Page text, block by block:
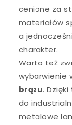
cenione za
materiałów
a
charakter.
Warto też
wybarwienie
brązu.
do
metalowe